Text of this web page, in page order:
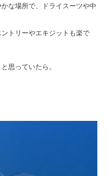
な場所で、ドライスーツや中
トリーやエキジットも楽で
思っていたら。